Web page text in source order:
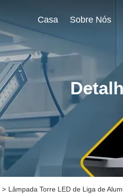
Casa Sobre Nós
> Lâmpada Torre LED de Liga de